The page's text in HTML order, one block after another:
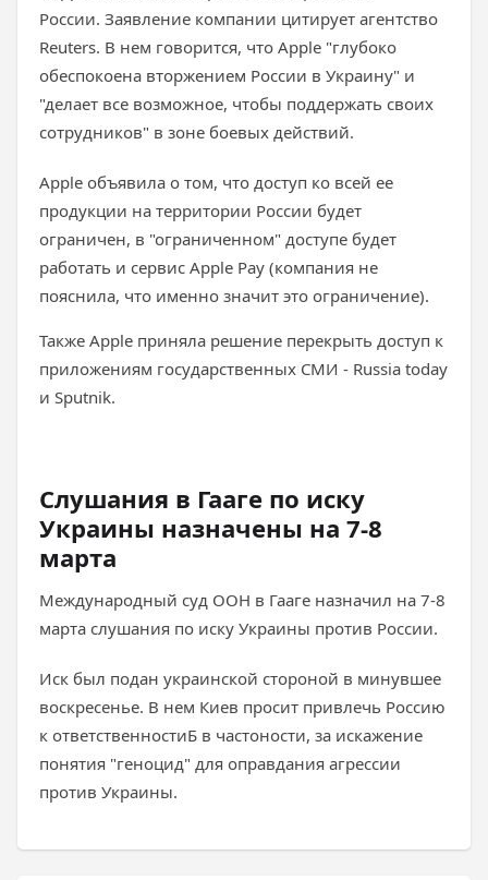
России. Заявление компании цитирует агентство
Reuters. В нем говорится, что Apple "глубоко
обеспокоена вторжением России в Украину" и
"делает все возможное, чтобы поддержать своих
сотрудников" в зоне боевых действий.
Apple объявила о том, что доступ ко всей ее
продукции на территории России будет
ограничен, в "ограниченном" доступе будет
работать и сервис Apple Pay (компания не
пояснила, что именно значит это ограничение).
Также Apple приняла решение перекрыть доступ к
приложениям государственных СМИ - Russia today
и Sputnik.
Слушания в Гааге по иску
Украины назначены на 7-8
марта
Международный суд ООН в Гааге назначил на 7-8
марта слушания по иску Украины против России.
Иск был подан украинской стороной в минувшее
воскресенье. В нем Киев просит привлечь Россию
к ответственностиБ в частоности, за искажение
понятия "геноцид" для оправдания агрессии
против Украины.